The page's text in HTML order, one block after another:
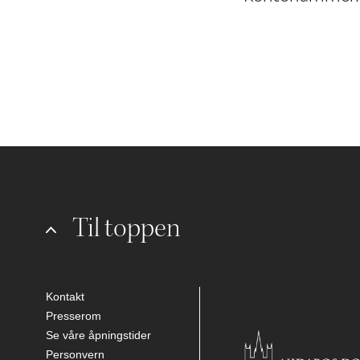
Til toppen
Kontakt
Presserom
Se våre åpningstider
Personvern